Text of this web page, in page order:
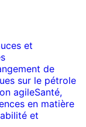
et
de
sur le pétrole
agileSanté,
en matière
et